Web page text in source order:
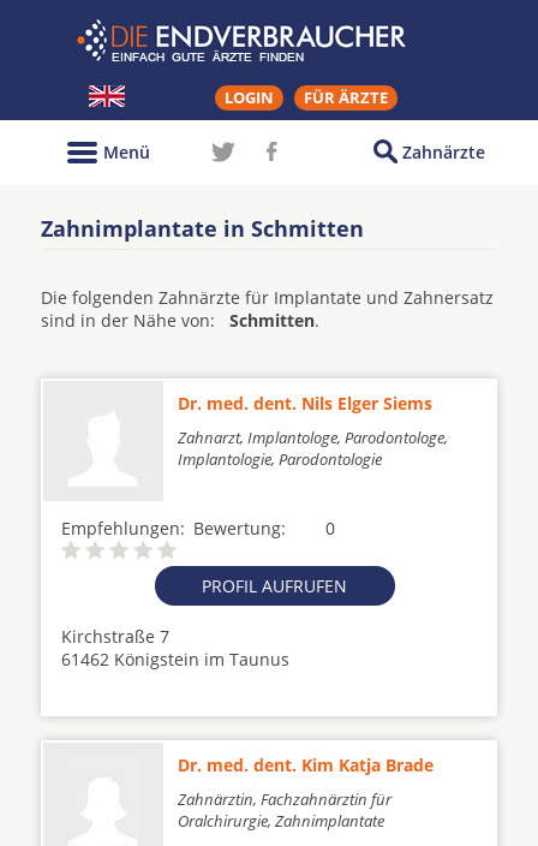
LOGIN FÜR ÄRZTE
Zahnärzte
Menü
Zahnimplantate in Schmitten
Die folgenden Zahnärzte für Implantate und Zahnersatz
sind in der Nähe von: Schmitten.
Dr. med. dent. Nils Elger Siems
Zahnarzt, Implantologe, Parodontologe,
Implantologie, Parodontologie
Empfehlungen: 0
Bewertung:
PROFIL AUFRUFEN
Kirchstraße 7
61462 Königstein im Taunus
Dr. med. dent. Kim Katja Brade
Zahnärztin, Fachzahnärztin für
Oralchirurgie, Zahnimplantate